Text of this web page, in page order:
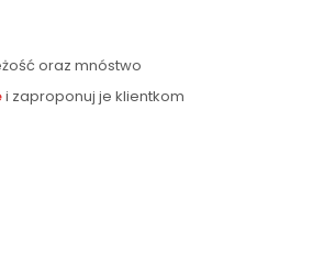
oraz mnóstwo
i zaproponuj je klientkom